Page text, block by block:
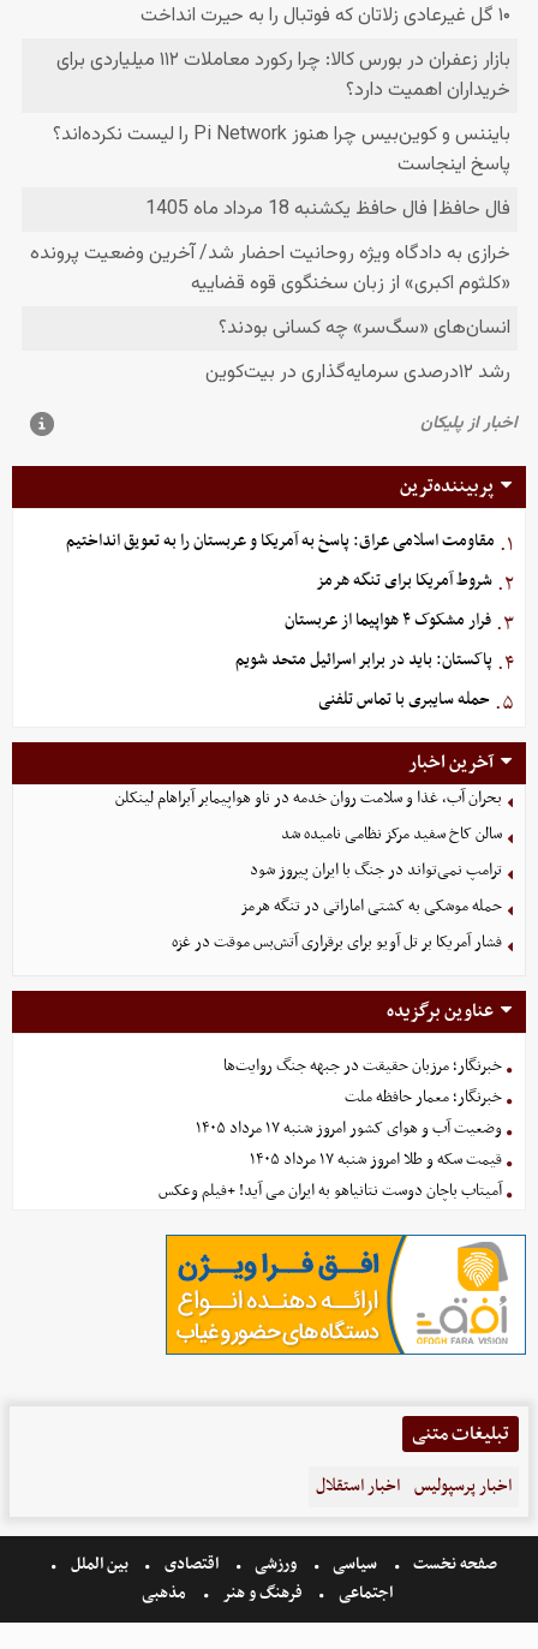
پربیننده‌ترین
۱. مقاومت اسلامی عراق: پاسخ به آمریکا و عربستان را به تعویق انداختیم
۲. شروط آمریکا برای تنگه هرمز
۳. فرار مشکوک ۴ هواپیما از عربستان
۴. پاکستان: باید در برابر اسرائیل متحد شویم
۵. حمله سایبری با تماس تلفنی
آخرین اخبار
بحران آب، غذا و سلامت روان خدمه در ناو هواپیمابر آبراهام لینکلن
سالن کاخ سفید مرکز نظامی نامیده شد
ترامپ نمی‌تواند در جنگ با ایران پیروز شود
حمله موشکی به کشتی اماراتی در تنگه هرمز
فشار آمریکا بر تل ‌آویو برای برقراری آتش‌بس موقت در غزه
عناوین برگزیده
خبرنگار؛ مرزبان حقیقت در جبهه جنگ روایت‌ها
خبرنگار؛ معمار حافظه ملت
وضعیت آب و هوای کشور امروز شنبه ۱۷ مرداد ۱۴۰۵
قیمت سکه و طلا امروز شنبه ۱۷ مرداد ۱۴۰۵
آمیتاب باچان دوست نتانیاهو به ایران می آید! +فیلم وعکس
تبلیغات متنی
اخبار پرسپولیس اخبار استقلال
صفحه نخست سیاسی ورزشی اقتصادی
بین الملل
اجتماعی
فرهنگ و هنر مذهبی